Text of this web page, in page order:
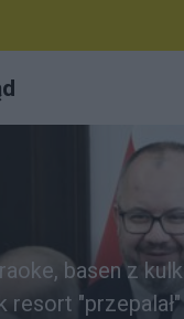
basen z
resort